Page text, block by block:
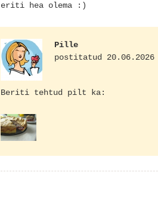
eriti hea olema :)
Pille
postitatud 20.06.2026
Beriti tehtud pilt ka: